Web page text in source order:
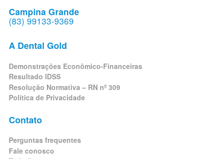
Campina Grande
(83) 99133-9369
A Dental Gold
Demonstrações Econômico-Financeiras
Resultado IDSS
Resolução Normativa – RN nº 309
Política de Privacidade
Contato
Perguntas frequentes
Fale conosco